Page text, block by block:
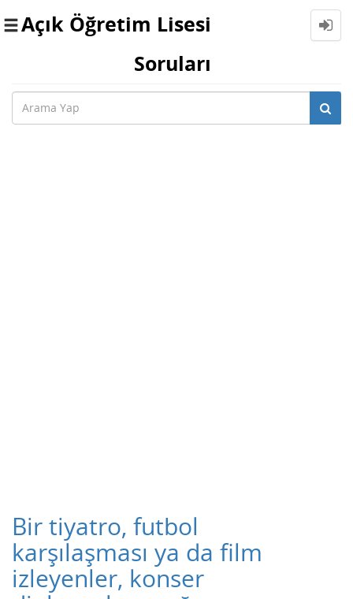
Toggle
Açık Öğretim Lisesi
Soruları
Bir tiyatro, futbol
karşılaşması ya da film
izleyenler, konser